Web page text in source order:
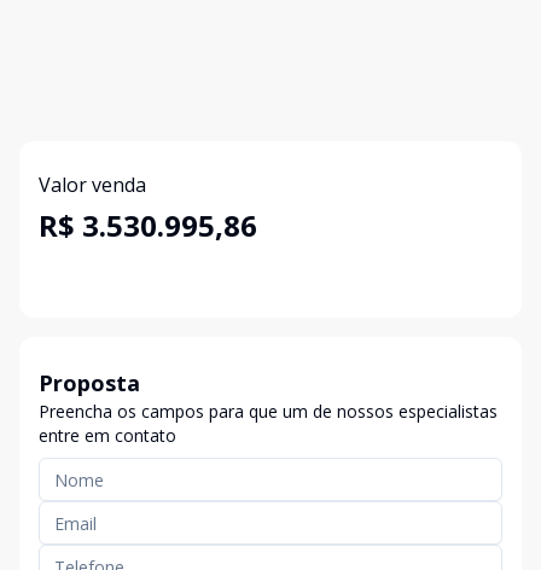
Valor venda
R$ 3.530.995,86
Proposta
Preencha os campos para que um de nossos especialistas
entre em contato